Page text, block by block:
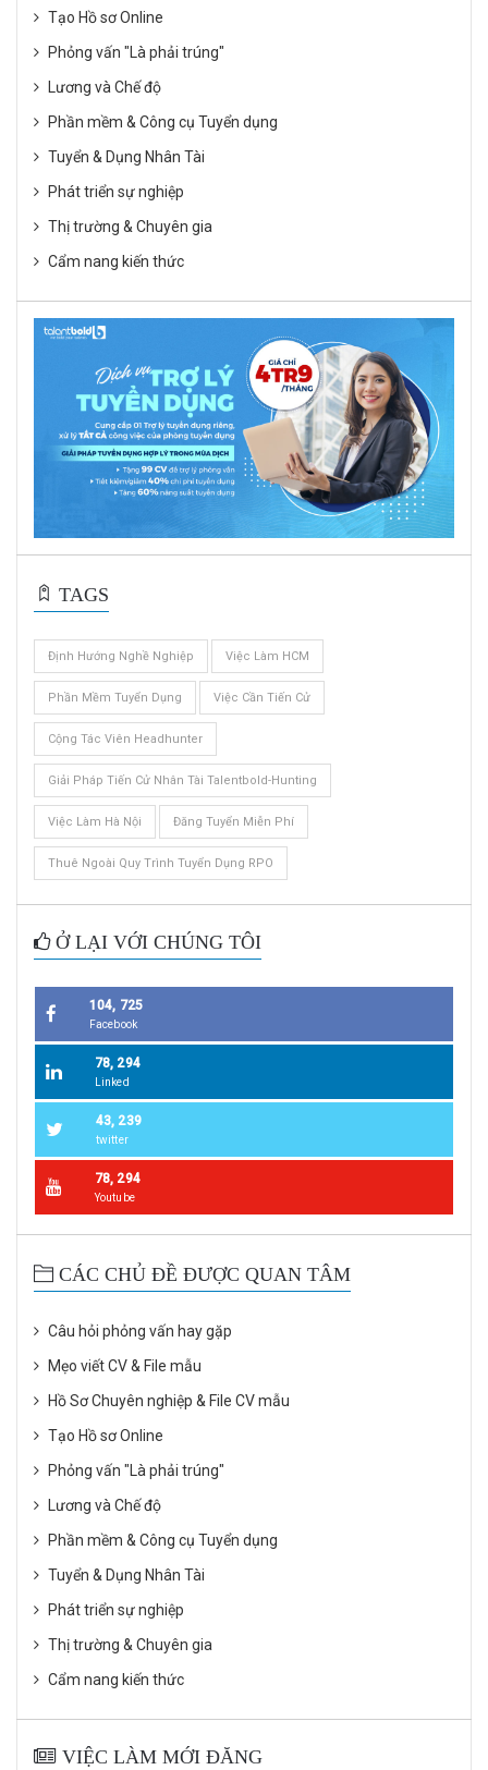
Tạo Hồ sơ Online
Phỏng vấn "Là phải trúng"
Lương và Chế độ
Phần mềm & Công cụ Tuyển dụng
Tuyển & Dụng Nhân Tài
Phát triển sự nghiệp
Thị trường & Chuyên gia
Cẩm nang kiến thức
TAGS
Định Hướng Nghề Nghiệp Việc Làm HCM
Phần Mềm Tuyển Dụng Việc Cần Tiến Cử
Cộng Tác Viên Headhunter
Giải Pháp Tiến Cử Nhân Tài Talentbold-Hunting
Việc Làm Hà Nội Đăng Tuyển Miễn Phí
Thuê Ngoài Quy Trình Tuyển Dụng RPO
Ở LẠI VỚI CHÚNG TÔI
104, 725
Facebook
78, 294
Linked
43, 239
twitter
78, 294
Youtube
CÁC CHỦ ĐỀ ĐƯỢC QUAN TÂM
Câu hỏi phỏng vấn hay gặp
Mẹo viết CV & File mẫu
Hồ Sơ Chuyên nghiệp & File CV mẫu
Tạo Hồ sơ Online
Phỏng vấn "Là phải trúng"
Lương và Chế độ
Phần mềm & Công cụ Tuyển dụng
Tuyển & Dụng Nhân Tài
Phát triển sự nghiệp
Thị trường & Chuyên gia
Cẩm nang kiến thức
VIỆC LÀM MỚI ĐĂNG